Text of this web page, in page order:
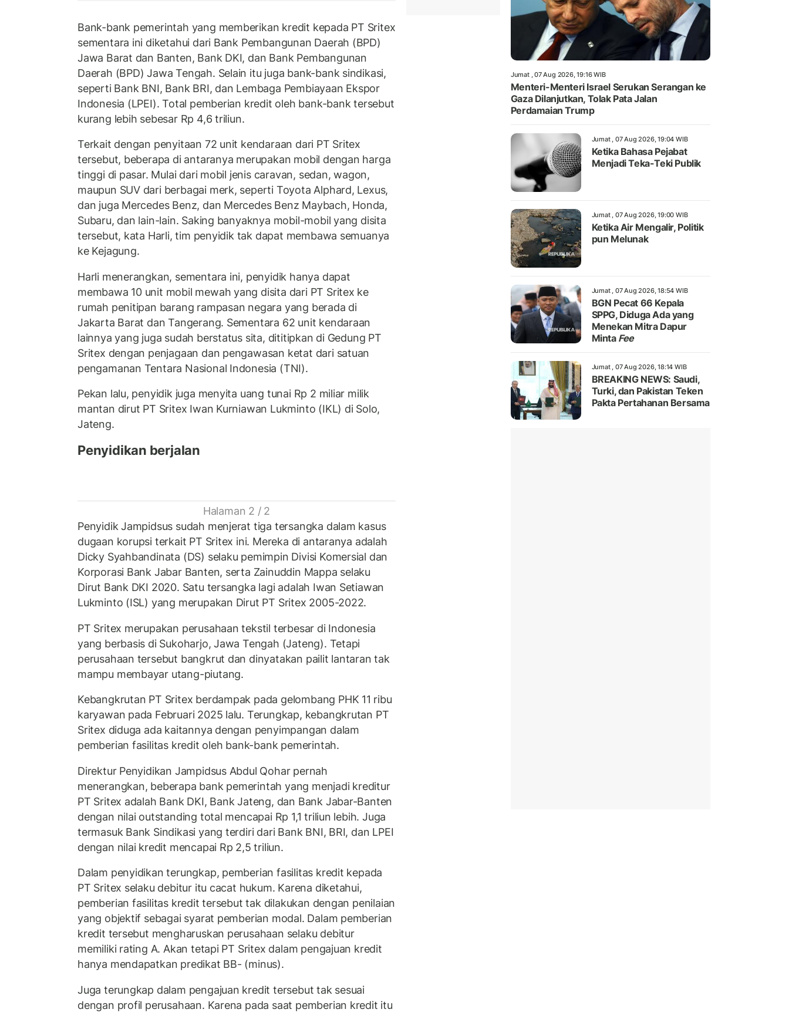
Bank-bank pemerintah yang memberikan kredit kepada PT Sritex
sementara ini diketahui dari Bank Pembangunan Daerah (BPD)
Jawa Barat dan Banten, Bank DKI, dan Bank Pembangunan
Daerah (BPD) Jawa Tengah. Selain itu juga bank-bank sindikasi,
seperti Bank BNI, Bank BRI, dan Lembaga Pembiayaan Ekspor
Indonesia (LPEI). Total pemberian kredit oleh bank-bank tersebut
kurang lebih sebesar Rp 4,6 triliun.
Terkait dengan penyitaan 72 unit kendaraan dari PT Sritex
tersebut, beberapa di antaranya merupakan mobil dengan harga
tinggi di pasar. Mulai dari mobil jenis caravan, sedan, wagon,
maupun SUV dari berbagai merk, seperti Toyota Alphard, Lexus,
dan juga Mercedes Benz, dan Mercedes Benz Maybach, Honda,
Subaru, dan lain-lain. Saking banyaknya mobil-mobil yang disita
tersebut, kata Harli, tim penyidik tak dapat membawa semuanya
ke Kejagung.
Harli menerangkan, sementara ini, penyidik hanya dapat
membawa 10 unit mobil mewah yang disita dari PT Sritex ke
rumah penitipan barang rampasan negara yang berada di
Jakarta Barat dan Tangerang. Sementara 62 unit kendaraan
lainnya yang juga sudah berstatus sita, dititipkan di Gedung PT
Sritex dengan penjagaan dan pengawasan ketat dari satuan
pengamanan Tentara Nasional Indonesia (TNI).
Pekan lalu, penyidik juga menyita uang tunai Rp 2 miliar milik
mantan dirut PT Sritex Iwan Kurniawan Lukminto (IKL) di Solo,
Jateng.
Penyidikan berjalan
Halaman 2 / 2
Penyidik Jampidsus sudah menjerat tiga tersangka dalam kasus
dugaan korupsi terkait PT Sritex ini. Mereka di antaranya adalah
Dicky Syahbandinata (DS) selaku pemimpin Divisi Komersial dan
Korporasi Bank Jabar Banten, serta Zainuddin Mappa selaku
Dirut Bank DKI 2020. Satu tersangka lagi adalah Iwan Setiawan
Lukminto (ISL) yang merupakan Dirut PT Sritex 2005-2022.
PT Sritex merupakan perusahaan tekstil terbesar di Indonesia
yang berbasis di Sukoharjo, Jawa Tengah (Jateng). Tetapi
perusahaan tersebut bangkrut dan dinyatakan pailit lantaran tak
mampu membayar utang-piutang.
Kebangkrutan PT Sritex berdampak pada gelombang PHK 11 ribu
karyawan pada Februari 2025 lalu. Terungkap, kebangkrutan PT
Sritex diduga ada kaitannya dengan penyimpangan dalam
pemberian fasilitas kredit oleh bank-bank pemerintah.
Direktur Penyidikan Jampidsus Abdul Qohar pernah
menerangkan, beberapa bank pemerintah yang menjadi kreditur
PT Sritex adalah Bank DKI, Bank Jateng, dan Bank Jabar-Banten
dengan nilai outstanding total mencapai Rp 1,1 triliun lebih. Juga
termasuk Bank Sindikasi yang terdiri dari Bank BNI, BRI, dan LPEI
dengan nilai kredit mencapai Rp 2,5 triliun.
Dalam penyidikan terungkap, pemberian fasilitas kredit kepada
PT Sritex selaku debitur itu cacat hukum. Karena diketahui,
pemberian fasilitas kredit tersebut tak dilakukan dengan penilaian
yang objektif sebagai syarat pemberian modal. Dalam pemberian
kredit tersebut mengharuskan perusahaan selaku debitur
memiliki rating A. Akan tetapi PT Sritex dalam pengajuan kredit
hanya mendapatkan predikat BB- (minus).
Juga terungkap dalam pengajuan kredit tersebut tak sesuai
dengan profil perusahaan. Karena pada saat pemberian kredit itu
Jumat , 07 Aug 2026, 19:16 WIB
Menteri-Menteri Israel Serukan Serangan ke
Gaza Dilanjutkan, Tolak Pata Jalan
Perdamaian Trump
Jumat , 07 Aug 2026, 19:04 WIB
Ketika Bahasa Pejabat
Menjadi Teka-Teki Publik
Jumat , 07 Aug 2026, 19:00 WIB
Ketika Air Mengalir, Politik
pun Melunak
Jumat , 07 Aug 2026, 18:54 WIB
BGN Pecat 66 Kepala
SPPG, Diduga Ada yang
Menekan Mitra Dapur
Minta Fee
Jumat , 07 Aug 2026, 18:14 WIB
BREAKING NEWS: Saudi,
Turki, dan Pakistan Teken
Pakta Pertahanan Bersama